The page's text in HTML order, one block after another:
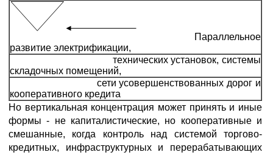
Параллельное
развитие электрификации,
технических установок, системы
складочных помещений,
сети усовершенствованных дорог и
кооперативного кредита
Но вертикальная концентрация может принять и иные
формы - не капиталистические, но кооперативные и
смешанные, когда контроль над системой торгово-
кредитных, инфраструктурных и перерабатывающих